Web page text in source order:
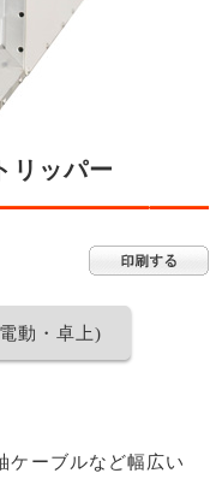
リッパー
動・卓上)
ケーブルなど幅広い